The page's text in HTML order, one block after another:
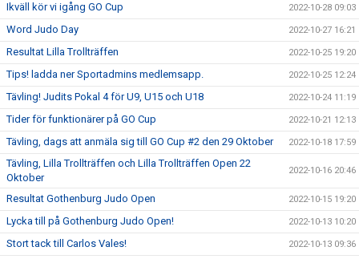
Ikväll kör vi igång GO Cup 2022-10-28 09:03
Word Judo Day 2022-10-27 16:21
Resultat Lilla Trollträffen 2022-10-25 19:20
Tips! ladda ner Sportadmins medlemsapp. 2022-10-25 12:24
Tävling! Judits Pokal 4 för U9, U15 och U18 2022-10-24 11:19
Tider för funktionärer på GO Cup 2022-10-21 12:13
Tävling, dags att anmäla sig till GO Cup #2 den 29 Oktober 2022-10-18 17:59
Tävling, Lilla Trollträffen och Lilla Trollträffen Open 22
Oktober
2022-10-16 20:46
Resultat Gothenburg Judo Open 2022-10-15 19:20
Lycka till på Gothenburg Judo Open! 2022-10-13 10:20
Stort tack till Carlos Vales! 2022-10-13 09:36